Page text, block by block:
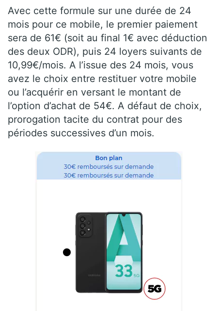
Avec cette formule sur une durée de 24
mois pour ce mobile, le premier paiement
sera de 61€ (soit au final 1€ avec déduction
des deux ODR), puis 24 loyers suivants de
10,99€/mois. A l’issue des 24 mois, vous
avez le choix entre restituer votre mobile
ou l’acquérir en versant le montant de
l’option d’achat de 54€. A défaut de choix,
prorogation tacite du contrat pour des
périodes successives d’un mois.